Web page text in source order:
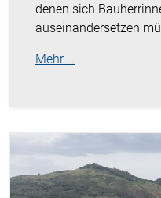
denen sich
auseinandersetzen
Mehr …